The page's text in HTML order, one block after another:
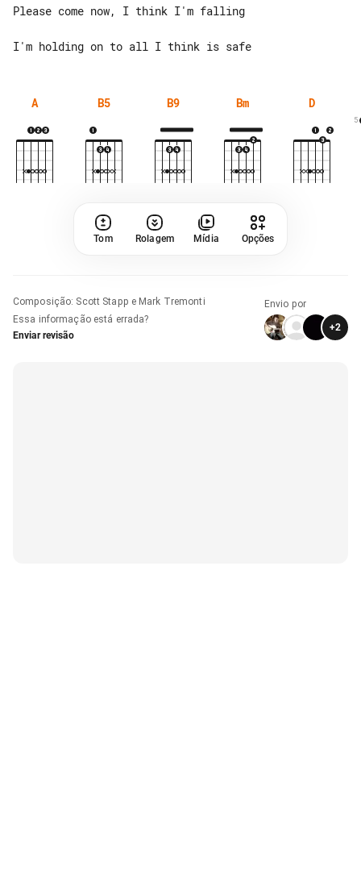
Please come now, I think I'm falling
A B5 B9 Bm D
5
Tom Rolagem Mídia Opções
Composição: Scott Stapp e Mark Tremonti
Essa informação está errada?
Enviar revisão
Envio por
+2